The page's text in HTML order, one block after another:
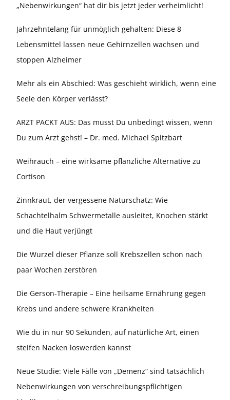
„Nebenwirkungen“ hat dir bis jetzt jeder verheimlicht!
Jahrzehntelang für unmöglich gehalten: Diese 8
Lebensmittel lassen neue Gehirnzellen wachsen und
stoppen Alzheimer
Mehr als ein Abschied: Was geschieht wirklich, wenn eine
Seele den Körper verlässt?
ARZT PACKT AUS: Das musst Du unbedingt wissen, wenn
Du zum Arzt gehst! – Dr. med. Michael Spitzbart
Weihrauch – eine wirksame pflanzliche Alternative zu
Cortison
Zinnkraut, der vergessene Naturschatz: Wie
Schachtelhalm Schwermetalle ausleitet, Knochen stärkt
und die Haut verjüngt
Die Wurzel dieser Pflanze soll Krebszellen schon nach
paar Wochen zerstören
Die Gerson-Therapie – Eine heilsame Ernährung gegen
Krebs und andere schwere Krankheiten
Wie du in nur 90 Sekunden, auf natürliche Art, einen
steifen Nacken loswerden kannst
Neue Studie: Viele Fälle von „Demenz“ sind tatsächlich
Nebenwirkungen von verschreibungspflichtigen